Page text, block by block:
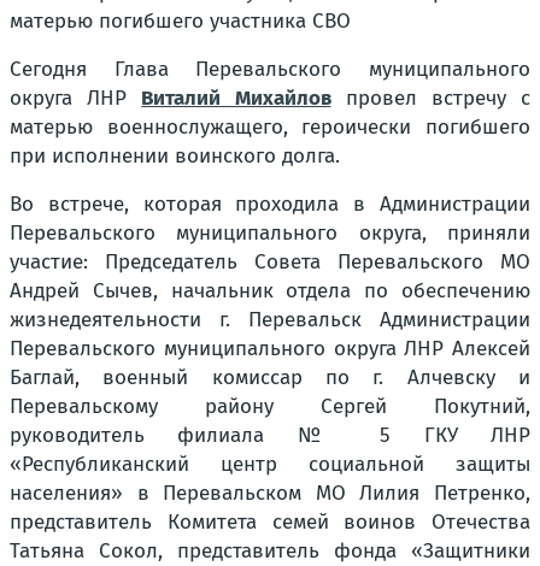
матерью погибшего участника СВО
Сегодня Глава Перевальского муниципального
округа ЛНР Виталий Михайловпровел встречу с
матерью военнослужащего, героически погибшего
при исполнении воинского долга.
Во встрече, которая проходила в Администрации
Перевальского муниципального округа, приняли
участие: Председатель Совета Перевальского МО
Андрей Сычев, начальник отдела по обеспечению
жизнедеятельности г. Перевальск Администрации
Перевальского муниципального округа ЛНР Алексей
Баглай, военный комиссар по г. Алчевску и
Перевальскому району Сергей Покутний,
руководитель филиала № 5 ГКУ ЛНР
«Республиканский центр социальной защиты
населения» в Перевальском МО Лилия Петренко,
представитель Комитета семей воинов Отечества
Татьяна Сокол, представитель фонда «Защитники